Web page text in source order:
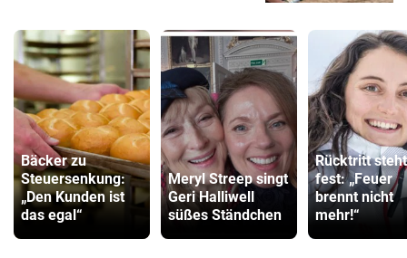
Bäcker zu
Steuersenkung:
„Den Kunden ist
das egal“
Meryl Streep singt
Geri Halliwell
süßes Ständchen
Rücktritt steht
fest: „Feuer
brennt nicht
mehr!“